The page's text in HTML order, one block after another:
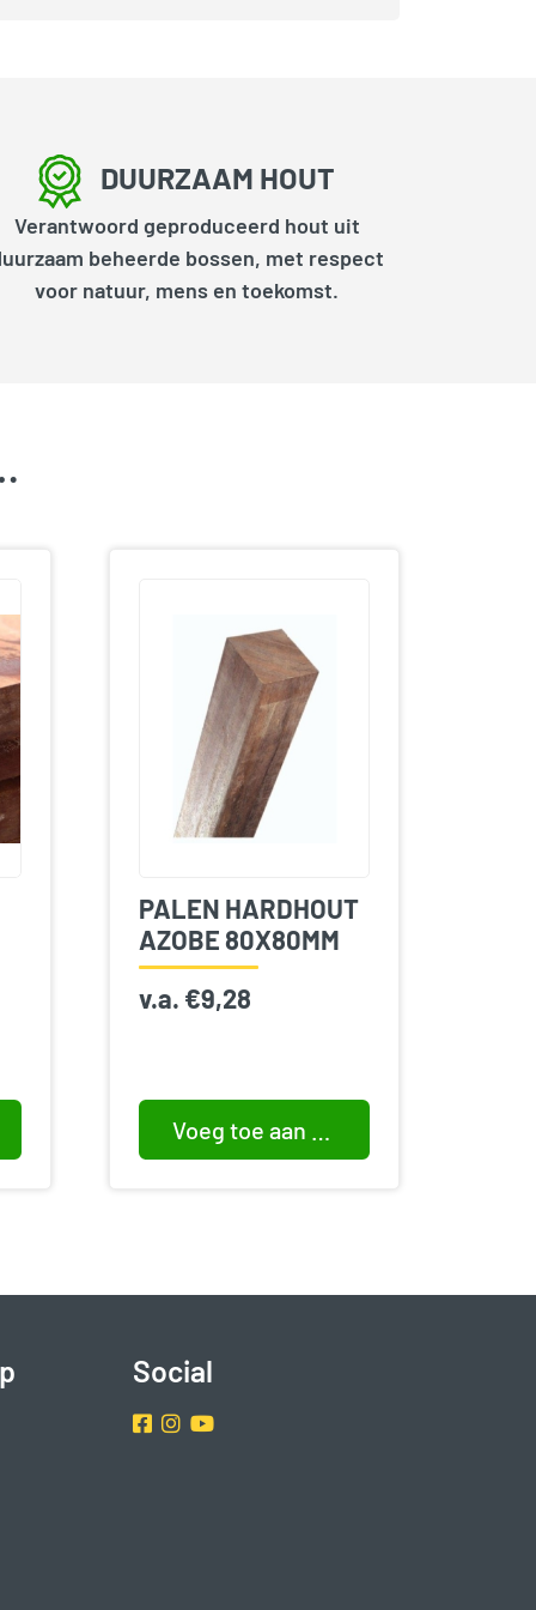
DUURZAAM HOUT
Verantwoord geproduceerd hout uit
beheerde bossen, met respect
voor natuur, mens en toekomst.
PALEN HARDHOUT
AZOBE 80X80MM
v.a. €9,28
Voeg toe aan winkelwagen
Social
Facebook
Instragram
Youtube